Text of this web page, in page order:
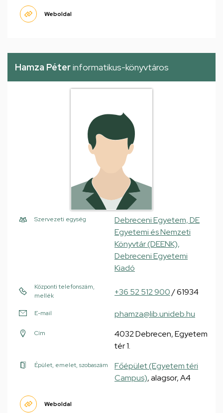
Weboldal
Hamza Péterinformatikus-könyvtáros
Szervezeti egység
Debreceni Egyetem, DE
Egyetemi és Nemzeti
Könyvtár (DEENK),
Debreceni Egyetemi
Kiadó
Központi telefonszám,
mellék
+36 52 512 900/ 61934
E-mail phamza@lib.unideb.hu
Cím
4032 Debrecen, Egyetem
tér 1.
Épület, emelet, szobaszám
Főépület (Egyetem téri
Campus), alagsor, A4
Weboldal